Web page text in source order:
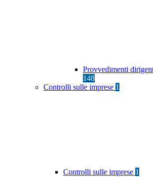
Provvedimenti
148
Controlli sulle imprese 1
Controlli sulle imprese 1